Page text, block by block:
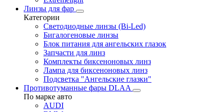
Линзы для фар
Категории
Светодиодные линзы (Bi-Led)
Бигалогеновые линзы
Блок питания для ангельских глазок
Запчасти для линз
Комплекты биксеноновых линз
Лампа для биксеноновых линз
Подсветка "Ангельские глазки"
Противотуманные фары DLAA
По марке авто
AUDI